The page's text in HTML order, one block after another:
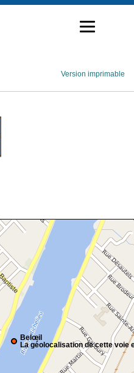
Version imprimable
Belœil
La géolocalisation de cette voie